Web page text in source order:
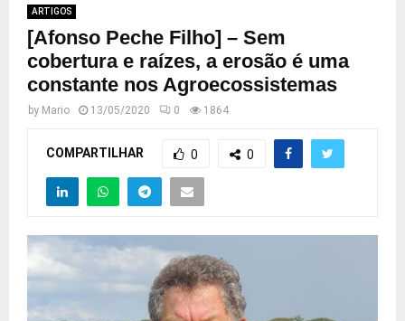
ARTIGOS
[Afonso Peche Filho] – Sem
cobertura e raízes, a erosão é uma
constante nos Agroecossistemas
by Mario 13/05/2020 0 1864
COMPARTILHAR 0 0